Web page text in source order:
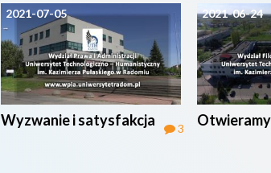
2021-07-05
Wyzwanie i satysfakcja 3
2021-06-24